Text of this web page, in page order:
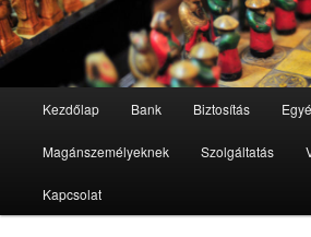
Kezdőlap Bank Biztosítás
Magánszemélyeknek Szolgáltatás
Kapcsolat